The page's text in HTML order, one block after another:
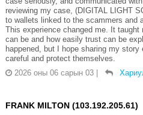
reviewing my case, (DIGITAL LIGHT
to wallets linked to the scammers and
This experience changed me. It
can be and how easily trust can be
happened, but I hope sharing my
careful and protect themselves.
2026 оны 06 сарын 03
FRANK MILTON (103.192.205.61)